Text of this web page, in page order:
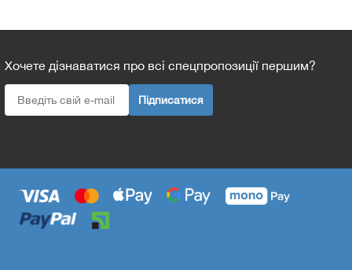
Хочете дізнаватися про всі спецпропозиції першим?
Підписатися